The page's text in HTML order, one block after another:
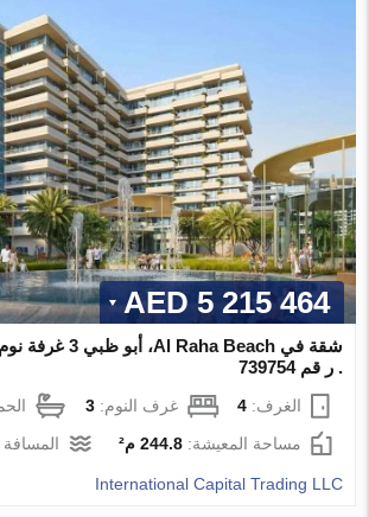
5 215 464 AED
. ر قم 739754
الغرف:4 غرف النوم:3
مساحة المعيشة:244.8 م²
International Capital Trading LLC